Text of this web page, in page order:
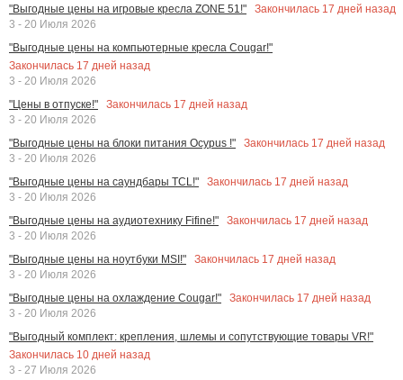
"Выгодные цены на игровые кресла ZONE 51!"
Закончилась 17 дней назад
3 - 20 Июля 2026
"Выгодные цены на компьютерные кресла Cougar!"
Закончилась 17 дней назад
3 - 20 Июля 2026
"Цены в отпуске!"
Закончилась 17 дней назад
3 - 20 Июля 2026
"Выгодные цены на блоки питания Ocypus !"
Закончилась 17 дней назад
3 - 20 Июля 2026
"Выгодные цены на саундбары TCL!"
Закончилась 17 дней назад
3 - 20 Июля 2026
"Выгодные цены на аудиотехнику Fifine!"
Закончилась 17 дней назад
3 - 20 Июля 2026
"Выгодные цены на ноутбуки MSI!"
Закончилась 17 дней назад
3 - 20 Июля 2026
"Выгодные цены на охлаждение Cougar!"
Закончилась 17 дней назад
3 - 20 Июля 2026
"Выгодный комплект: крепления, шлемы и сопутствующие товары VR!"
Закончилась 10 дней назад
3 - 27 Июля 2026